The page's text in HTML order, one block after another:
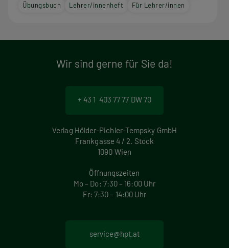
Übungsbuch
Lehrer/innenheft Für Lehrer/innen
Wir sind gerne für Sie da!
+ 43 1 403 77 77 DW 70
Verlag Hölder-Pichler-Tempsky GmbH
Frankgasse 4 / 2. Stock
1090 Wien
Öffnungszeiten
Mo – Do: 7:30 – 16:00 Uhr
Fr: 7:30 – 14:00 Uhr
service@hpt.at